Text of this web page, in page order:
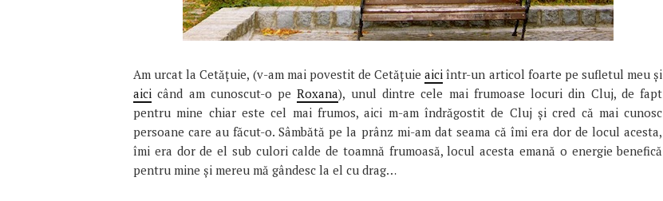
Am urcat la Cetăţuie, (v-am mai povestit de Cetăţuieaici într-un articol foarte pe sufletul meu şi
aici când am cunoscut-o peRoxana), unul dintre cele mai frumoase locuri din Cluj, de fapt
pentru mine chiar este cel mai frumos, aici m-am îndrăgostit de Cluj şi cred că mai cunosc
persoane care au făcut-o. Sâmbătă pe la prânz mi-am dat seama că îmi era dor de locul acesta,
îmi era dor de el sub culori calde de toamnă frumoasă, locul acesta emană o energie benefică
pentru mine şi mereu mă gândesc la el cu drag…